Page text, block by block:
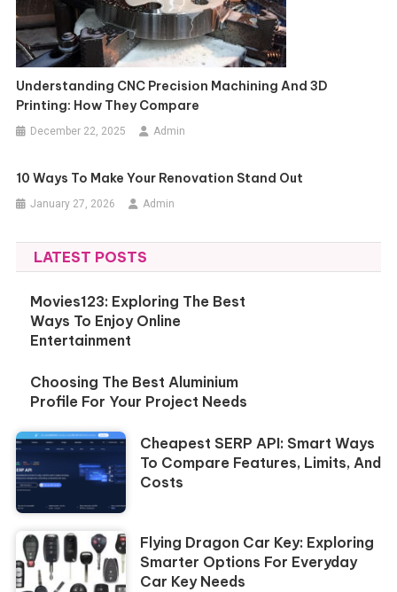
Understanding CNC Precision Machining And 3D
Printing: How They Compare
December 22, 2025 Admin
10 Ways To Make Your Renovation Stand Out
January 27, 2026 Admin
LATEST POSTS
Movies123: Exploring The Best
Ways To Enjoy Online
Entertainment
Choosing The Best Aluminium
Profile For Your Project Needs
Cheapest SERP API: Smart Ways
To Compare Features, Limits, And
Costs
Flying Dragon Car Key: Exploring
Smarter Options For Everyday
Car Key Needs